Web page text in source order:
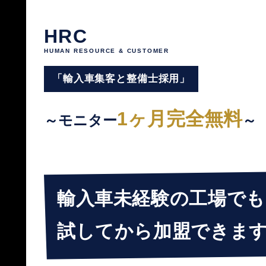
HRC
HUMAN RESOURCE & CUSTOMER
「輸入車集客と整備士採用」
～モニター1ヶ月完全無料～
輸入車未経験の工場で
試してから加盟できま